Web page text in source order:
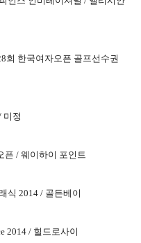
회 한국여자오픈 골프선수권
미정
픈 / 웨이하이 포인트
식 2014 / 골든베이
2014 / 힐드로사이